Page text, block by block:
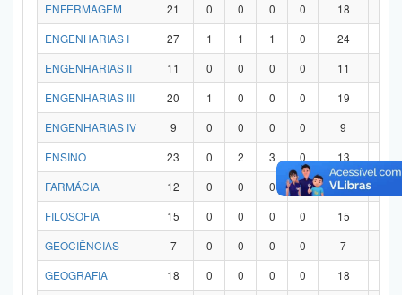
ENFERMAGEM
21 0 0 0 0 18
ENGENHARIAS I
27 1 1 1 0 24
ENGENHARIAS II
11 0 0 0 0 11
ENGENHARIAS III
20 1 0 0 0 19
ENGENHARIAS IV
9 0 0 0 0 9
ENSINO
23 0 2 3 0 13
FARMÁCIA
12 0 0 0 0 12
FILOSOFIA
15 0 0 0 0 15
GEOCIÊNCIAS
7 0 0 0 0 7
GEOGRAFIA
18 0 0 0 0 18